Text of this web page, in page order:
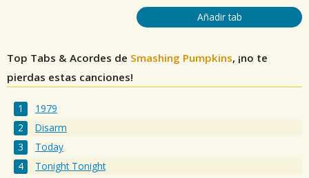
Añadir tab
Top Tabs & Acordes de Smashing Pumpkins, ¡no te
pierdas estas canciones!
1979
Disarm
Today
Tonight Tonight